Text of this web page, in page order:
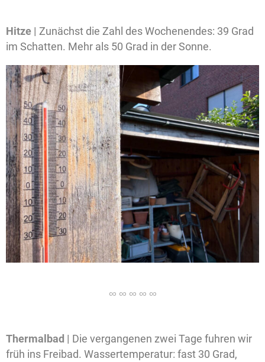
Hitze | Zunächst die Zahl des Wochenendes: 39 Grad
im Schatten. Mehr als 50 Grad in der Sonne.
Thermalbad | Die vergangenen zwei Tage fuhren wir
früh ins Freibad. Wassertemperatur: fast 30 Grad,